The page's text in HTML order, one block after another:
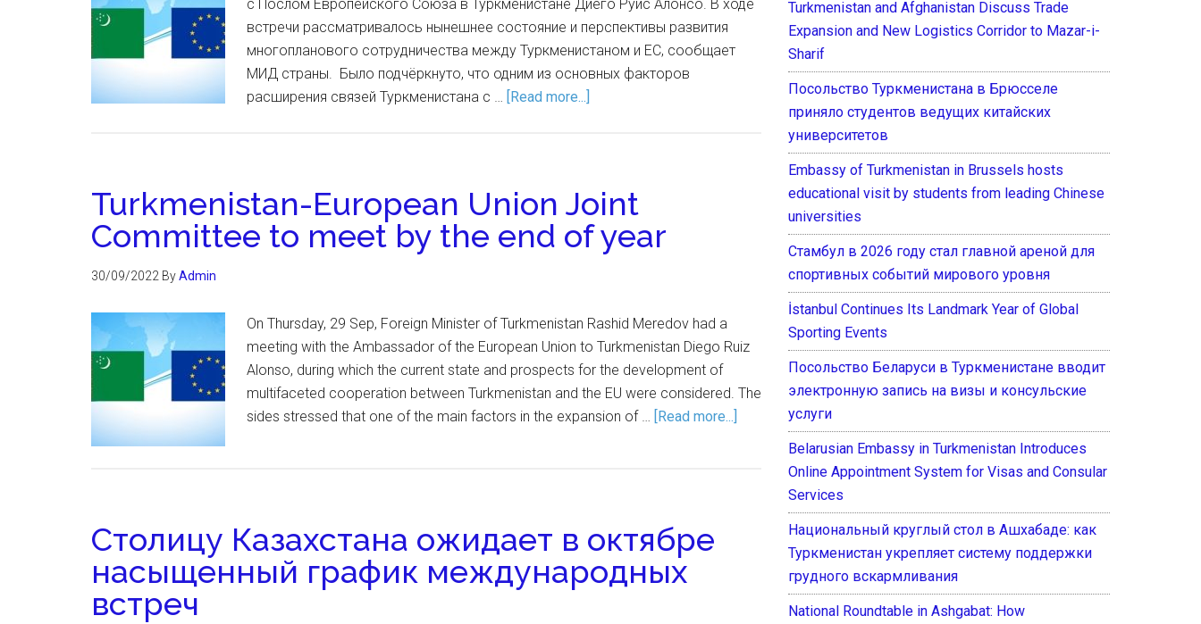
с Послом Европейского Союза в Туркменистане Диего Руис Алонсо. В ходе
встречи рассматривалось нынешнее состояние и перспективы развития
многопланового сотрудничества между Туркменистаном и ЕС, сообщает
МИД страны. Было подчёркнуто, что одним из основных факторов
расширения связей Туркменистана с … [Read more...]
Turkmenistan-European Union Joint
Committee to meet by the end of year
30/09/2022 ByAdmin
On Thursday, 29 Sep, Foreign Minister of Turkmenistan Rashid Meredov had a
meeting with the Ambassador of the European Union to Turkmenistan Diego Ruiz
Alonso, during which the current state and prospects for the development of
multifaceted cooperation between Turkmenistan and the EU were considered. The
sides stressed that one of the main factors in the expansion of … [Read more...]
Столицу Казахстана ожидает в октябре
насыщенный график международных
встреч
Turkmenistan and Afghanistan Discuss Trade
Expansion and New Logistics Corridor to Mazar-i-
Sharif
Посольство Туркменистана в Брюсселе
приняло студентов ведущих китайских
университетов
Embassy of Turkmenistan in Brussels hosts
educational visit by students from leading Chinese
universities
Стамбул в 2026 году стал главной ареной для
спортивных событий мирового уровня
İstanbul Continues Its Landmark Year of Global
Sporting Events
Посольство Беларуси в Туркменистане вводит
электронную запись на визы и консульские
услуги
Belarusian Embassy in Turkmenistan Introduces
Online Appointment System for Visas and Consular
Services
Национальный круглый стол в Ашхабаде: как
Туркменистан укрепляет систему поддержки
грудного вскармливания
National Roundtable in Ashgabat: How